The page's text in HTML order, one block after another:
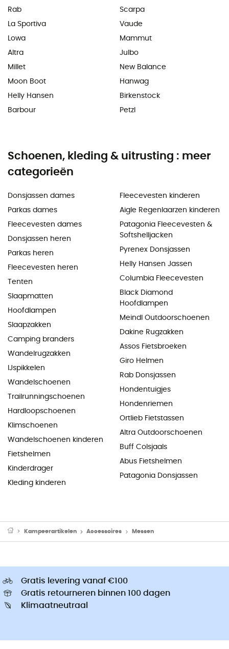
Rab
La Sportiva
Lowa
Altra
Millet
Moon Boot
Helly Hansen
Barbour
Scarpa
Vaude
Mammut
Julbo
New Balance
Hanwag
Birkenstock
Petzl
Schoenen, kleding & uitrusting : meer
categorieën
Donsjassen dames
Parkas dames
Fleecevesten dames
Donsjassen heren
Parkas heren
Fleecevesten heren
Tenten
Slaapmatten
Hoofdlampen
Slaapzakken
Camping branders
Wandelrugzakken
IJspikkelen
Wandelschoenen
Trailrunningschoenen
Hardloopschoenen
Klimschoenen
Wandelschoenen kinderen
Fietshelmen
Kinderdrager
Kleding kinderen
Fleecevesten kinderen
Aigle Regenlaarzen kinderen
Patagonia Fleecevesten &
Softshelljacken
Pyrenex Donsjassen
Helly Hansen Jassen
Columbia Fleecevesten
Black Diamond
Hoofdlampen
Meindl Outdoorschoenen
Dakine Rugzakken
Assos Fietsbroeken
Giro Helmen
Rab Donsjassen
Hondentuigjes
Hondenriemen
Ortlieb Fietstassen
Altra Outdoorschoenen
Buff Colsjaals
Abus Fietshelmen
Patagonia Donsjassen
Kampeerartikelen Accessoires Messen
Gratis levering vanaf €100
Gratis retourneren binnen 100 dagen
Klimaatneutraal